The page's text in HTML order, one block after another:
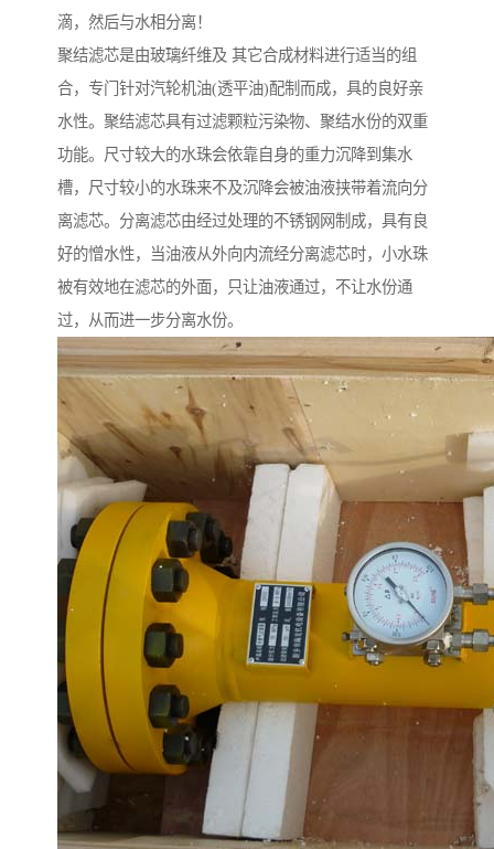
滴，然后与水相分离！
聚结滤芯是由玻璃纤维及 其它合成材料进行适当的组
合，专门针对汽轮机油(透平油)配制而成，具的良好亲
水性。聚结滤芯具有过滤颗粒污染物、聚结水份的双重
功能。尺寸较大的水珠会依靠自身的重力沉降到集水
槽，尺寸较小的水珠来不及沉降会被油液挟带着流向分
离滤芯。分离滤芯由经过处理的不锈钢网制成，具有良
好的憎水性，当油液从外向内流经分离滤芯时，小水珠
被有效地在滤芯的外面，只让油液通过，不让水份通
过，从而进一步分离水份。